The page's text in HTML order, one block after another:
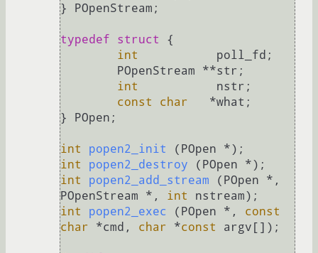
} POpenStream;
typedef struct
{
int
int
const
char
   *what;
} POpen;
int popen2_init (POpen *)
int
popen2_destroy (POpen *)
int
popen2_add_stream
(POpen *,
POpenStream *,
int nstream)
int
popen2_exec (POpen *, const
char *cmd, char *const argv[]) ;